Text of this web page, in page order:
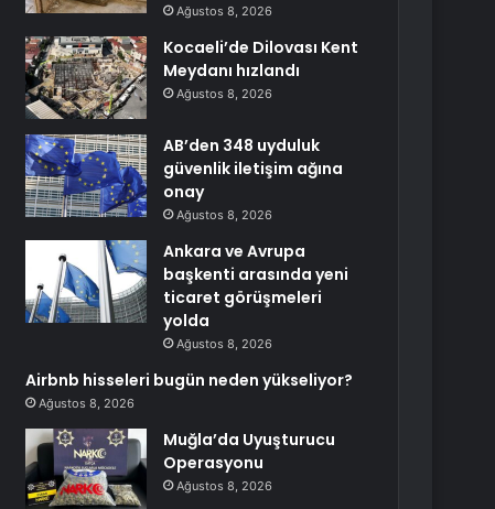
Ağustos 8, 2026
Kocaeli’de Dilovası Kent
Meydanı hızlandı
Ağustos 8, 2026
AB’den 348 uyduluk
güvenlik iletişim ağına
onay
Ağustos 8, 2026
Ankara ve Avrupa
başkenti arasında yeni
ticaret görüşmeleri
yolda
Ağustos 8, 2026
Airbnb hisseleri bugün neden yükseliyor?
Ağustos 8, 2026
Muğla’da Uyuşturucu
Operasyonu
Ağustos 8, 2026